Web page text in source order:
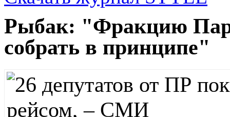
Рыбак: "Фракцию
собрать в принципе"